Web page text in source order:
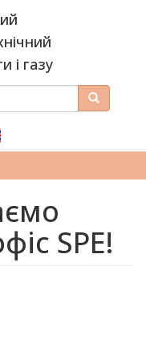
і газу
Пошук
SPE!